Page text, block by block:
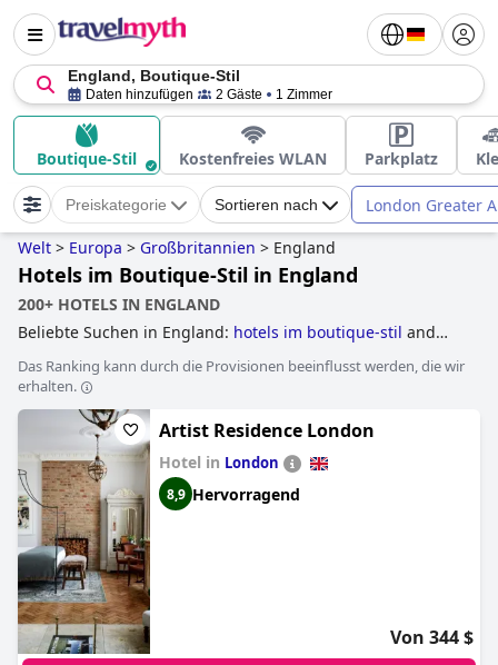
England, Boutique-Stil
Daten hinzufügen 2 Gäste 1 Zimmer
Boutique-Stil Kostenfreies WLAN Parkplatz
Preiskategorie Sortieren nach London Greater
Welt > Europa > Großbritannien > England
Hotels im Boutique-Stil in England
200+ HOTELS IN ENGLAND
Beliebte Suchen in England: hotels im boutique-stil and
Das Ranking kann durch die Provisionen beeinflusst werden, die wir
erhalten.
Artist Residence London
Hotel in London
8,9 Hervorragend
Von 344 $